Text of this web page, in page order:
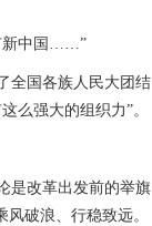
新中国……”
全国各族人民大团结
么强大的组织力”。
是改革出发前的举旗
破浪、行稳致远。